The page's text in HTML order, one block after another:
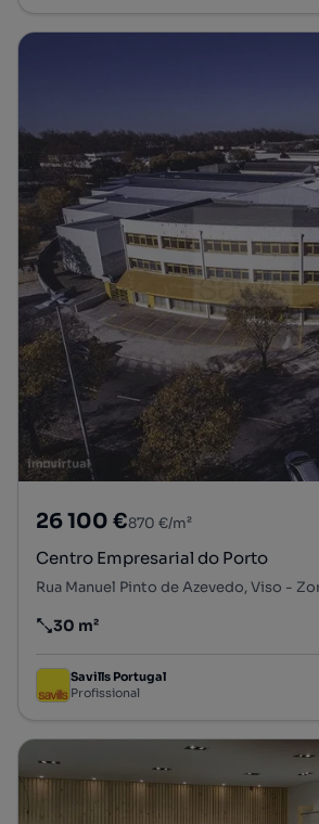
26 100 €870 €/m²
Centro Empresarial do Porto
Preço por metro quadrado
30 m²
Savills Portugal
Profissional